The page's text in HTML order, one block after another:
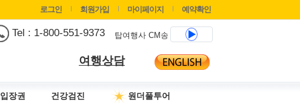
로그인 회원가입 마이페이지 예약확인
탑여행사 CM송
여행상담
Tel : 1-800-551-9373
입장권 건강검진 원더풀투어